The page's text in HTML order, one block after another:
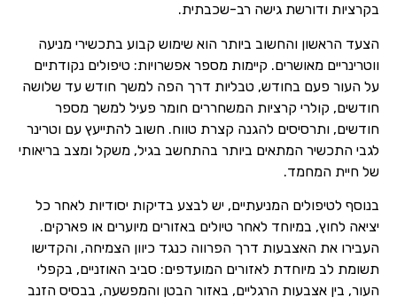
בקרציות ודורשת גישה רב-שכבתית.
הצעד הראשון והחשוב ביותר הוא שימוש קבוע בתכשירי מניעה
ווטרינריים מאושרים. קיימות מספר אפשרויות: טיפולים נקודתיים
על העור פעם בחודש, טבליות דרך הפה למשך חודש עד שלושה
חודשים, קולרי קרציות המשחררים חומר פעיל למשך מספר
חודשים, ותרסיסים להגנה קצרת טווח. חשוב להתייעץ עם וטרינר
לגבי התכשיר המתאים ביותר בהתחשב בגיל, משקל ומצב בריאותי
של חיית המחמד.
בנוסף לטיפולים המניעתיים, יש לבצע בדיקות יסודיות לאחר כל
יציאה לחוץ, במיוחד לאחר טיולים באזורים מיוערים או פארקים.
העבירו את האצבעות דרך הפרווה כנגד כיוון הצמיחה, והקדישו
תשומת לב מיוחדת לאזורים המועדפים: סביב האוזניים, בקפלי
העור, בין אצבעות הרגליים, באזור הבטן והמפשעה, בבסיס הזנב